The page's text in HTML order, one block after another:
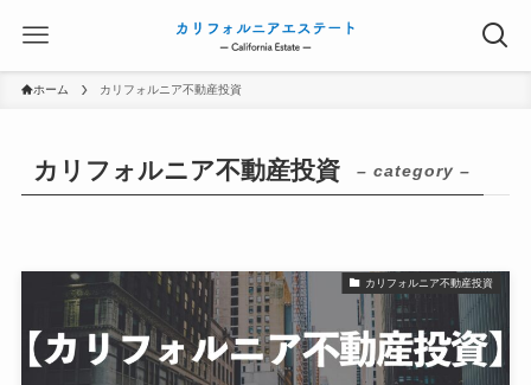
ホーム カリフォルニア不動産投資
カリフォルニア不動産投資 – category –
カリフォルニア不動産投資